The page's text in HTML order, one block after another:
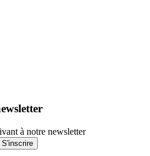
à notre newsletter
S'inscrire